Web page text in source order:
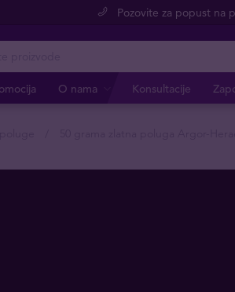
Pozovite za popust na
O nama Konsultacije